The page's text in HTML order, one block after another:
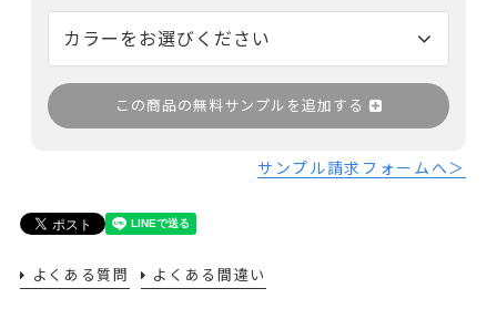
この商品の無料サンプルを追加する
サンプル請求フォームへ＞
よくある質問 よくある間違い